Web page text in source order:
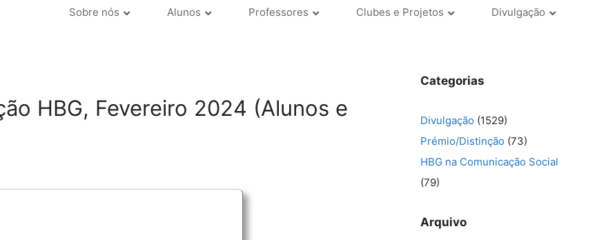
Sobre nós Alunos Professores Clubes e Projetos Divulgação
HBG, Fevereiro 2024 (Alunos e
Categorias
Divulgação (1529)
Prémio/Distinção (73)
HBG na Comunicação Social
(79)
Arquivo